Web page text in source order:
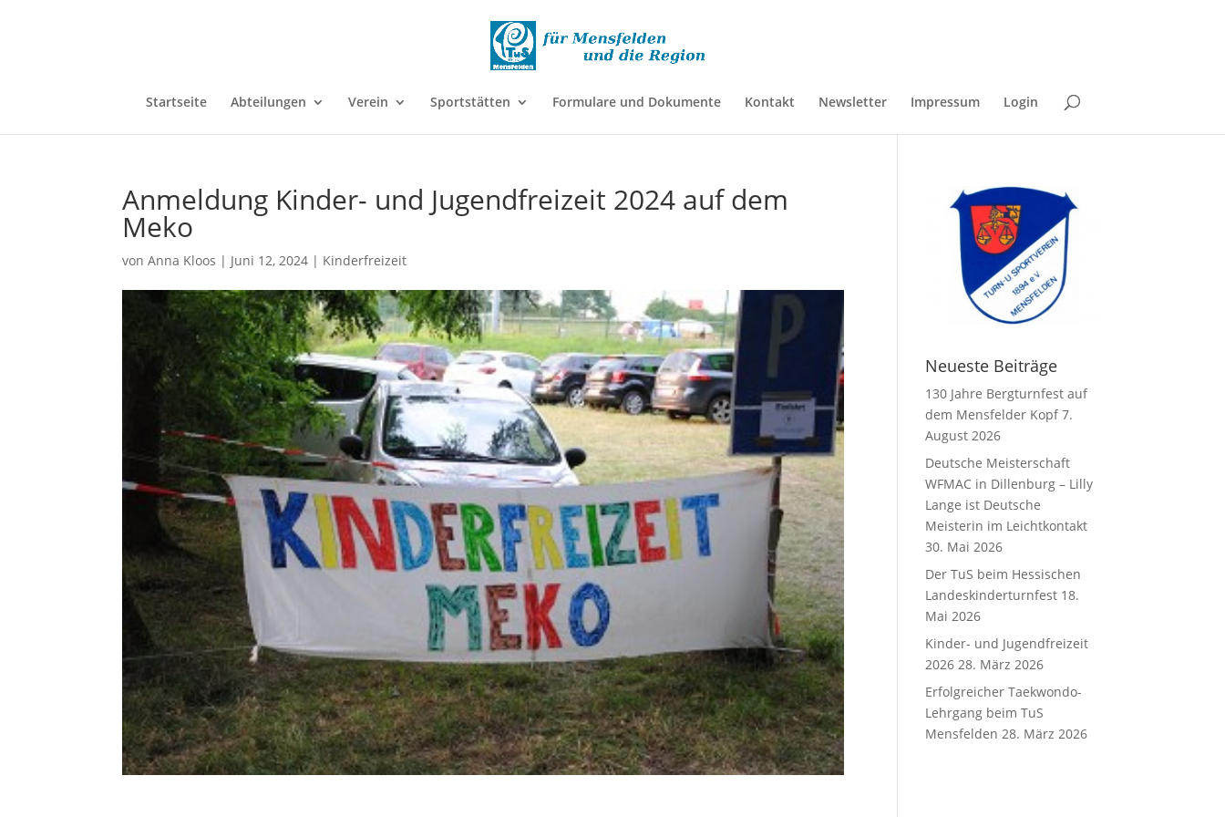
Startseite Abteilungen Verein Sportstätten Formulare und Dokumente Kontakt Newsletter Impressum Login
Anmeldung Kinder- und Jugendfreizeit 2024 auf dem
Meko
vonAnna Kloos | Juni 12, 2024 | Kinderfreizeit
Neueste Beiträge
130 Jahre Bergturnfest auf
dem Mensfelder Kopf 7.
August 2026
Deutsche Meisterschaft
WFMAC in Dillenburg – Lilly
Lange ist Deutsche
Meisterin im Leichtkontakt
30. Mai 2026
Der TuS beim Hessischen
Landeskinderturnfest 18.
Mai 2026
Kinder- und Jugendfreizeit
2026 28. März 2026
Erfolgreicher Taekwondo-
Lehrgang beim TuS
Mensfelden 28. März 2026